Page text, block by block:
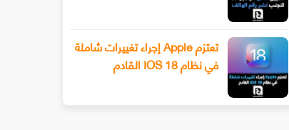
تعتزم Apple إجراء تغييرات شاملة
في نظام IOS 18 القادم